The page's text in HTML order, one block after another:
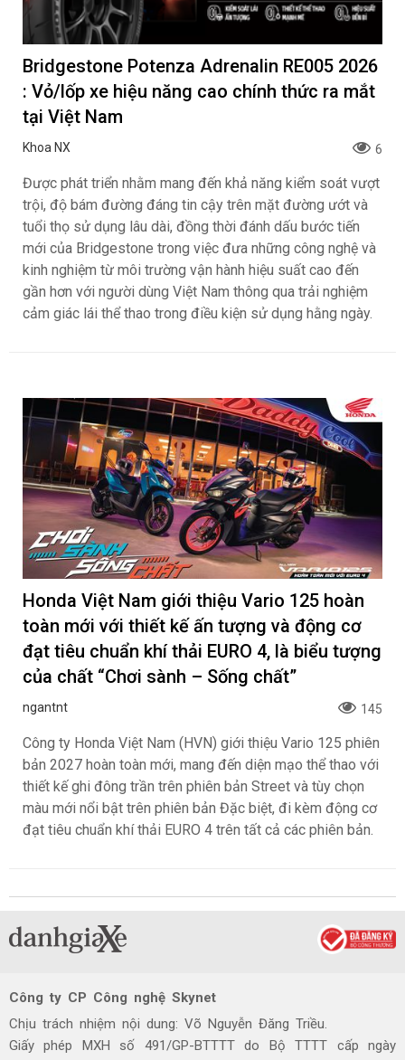
Bridgestone Potenza Adrenalin RE005 2026
: Vỏ/lốp xe hiệu năng cao chính thức ra mắt
tại Việt Nam
Khoa NX 6
Được phát triển nhằm mang đến khả năng kiểm soát vượt
trội, độ bám đường đáng tin cậy trên mặt đường ướt và
tuổi thọ sử dụng lâu dài, đồng thời đánh dấu bước tiến
mới của Bridgestone trong việc đưa những công nghệ và
kinh nghiệm từ môi trường vận hành hiệu suất cao đến
gần hơn với người dùng Việt Nam thông qua trải nghiệm
cảm giác lái thể thao trong điều kiện sử dụng hằng ngày.
Honda Việt Nam giới thiệu Vario 125 hoàn
toàn mới với thiết kế ấn tượng và động cơ
đạt tiêu chuẩn khí thải EURO 4, là biểu tượng
của chất “Chơi sành – Sống chất”
ngantnt 145
Công ty Honda Việt Nam (HVN) giới thiệu Vario 125 phiên
bản 2027 hoàn toàn mới, mang đến diện mạo thể thao với
thiết kế ghi đông trần trên phiên bản Street và tùy chọn
màu mới nổi bật trên phiên bản Đặc biệt, đi kèm động cơ
đạt tiêu chuẩn khí thải EURO 4 trên tất cả các phiên bản.
Công ty CP Công nghệ Skynet
Chịu trách nhiệm nội dung: Võ Nguyễn Đăng Triều.
Giấy phép MXH số 491/GP-BTTTT do Bộ TTTT cấp ngày